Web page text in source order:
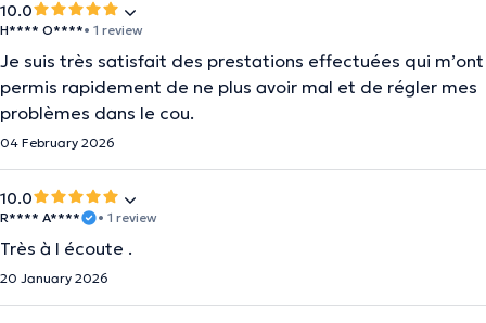
10.0
H**** O****• 1 review
Je suis très satisfait des prestations effectuées qui m’ont
permis rapidement de ne plus avoir mal et de régler mes
problèmes dans le cou.
04 February 2026
10.0
R**** A**** • 1 review
Très à l écoute .
20 January 2026